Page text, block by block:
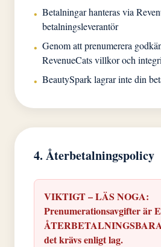
• Betalningar hanteras via
betalningsleverantör
• Genom att prenumerera
RevenueCats villkor och
• BeautySpark lagrar inte din
4. Återbetalningspolicy
VIKTIGT – LÄS NOGA:
Prenumerationsavgifter är
det krävs enligt lag.